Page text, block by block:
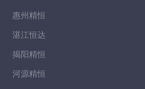
惠州精恒
湛江恒达
揭阳精恒
河源精恒